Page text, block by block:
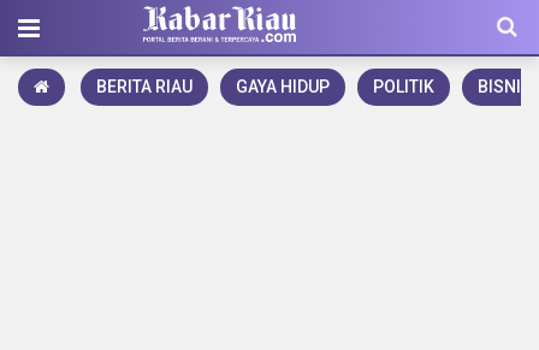
BERITA RIAU GAYA HIDUP POLITIK BISNIS